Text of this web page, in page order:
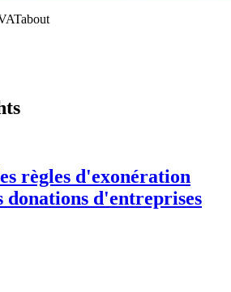
règles d'exonération
donations d'entreprises